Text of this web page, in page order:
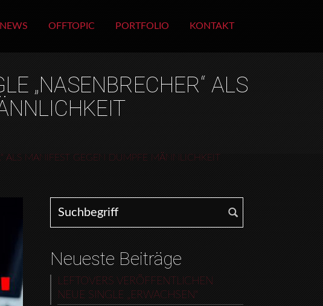
OFFTOPIC PORTFOLIO KONTAKT
„NASENBRECHER“ ALS
ALS MANIFEST GEGEN DUMPFE MÄNNLICHKEIT
Search for:
Neueste Beiträge
LEFTOVERS VERÖFFENTLICHEN
NEUE SINGLE „ERWACHSEN“